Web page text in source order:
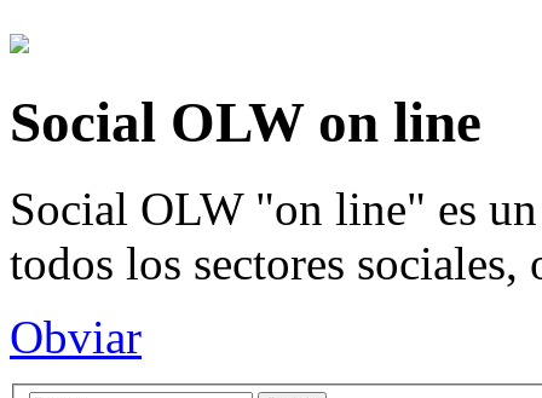
Social OLW on line
Social OLW "on line" es
todos los sectores sociales,
Obviar